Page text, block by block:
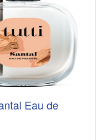
Eau de